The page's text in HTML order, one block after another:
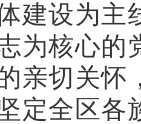
建设为主
为核心的
亲切关怀
定全区各